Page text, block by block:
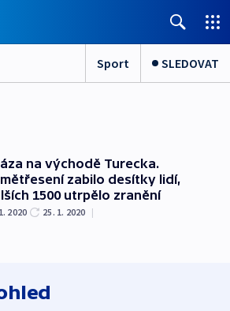
Sport SLEDOVAT
na východě Turecka.
zabilo desítky lidí,
1500 utrpělo zranění
2020 25. 1. 2020 |